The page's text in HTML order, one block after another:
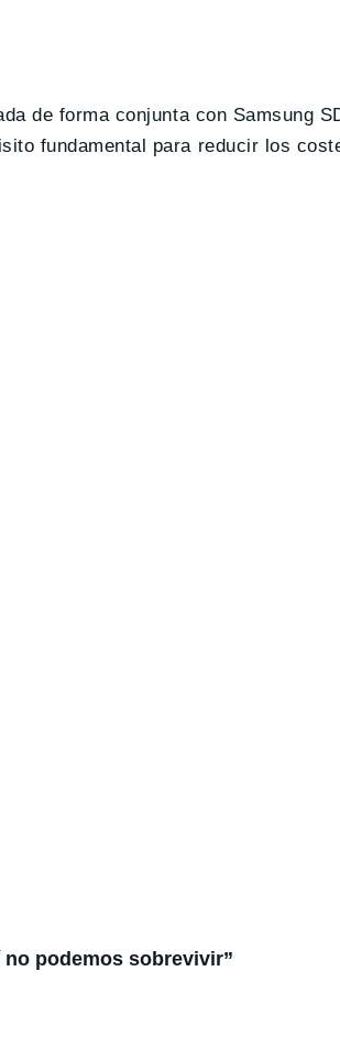
de forma conjunta con Samsung
fundamental para reducir los
podemos sobrevivir”